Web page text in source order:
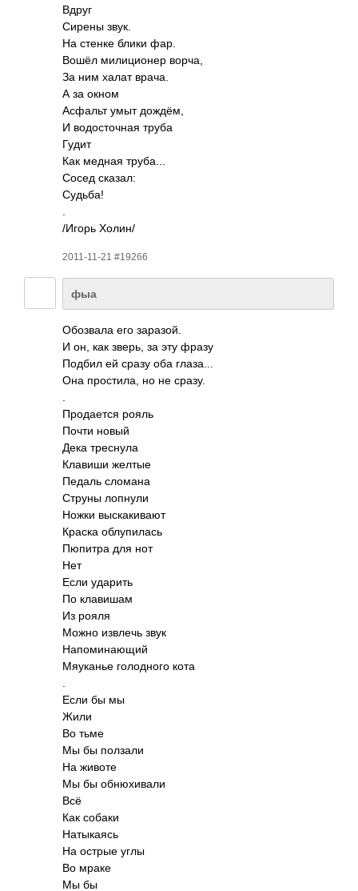
Вдруг
Сирены звук.
На стенке блики фар.
Вошёл мили­ционер ворча,
За ним халат врача.
А за окном
Асфальт умыт дождём,
И водо­сточ­ная труба
Гудит
Как медная труб­а...
Сосед сказал:
Судьба!
/Игорь Холин/
2011-11-21 #19266
фыа
Обоз­вала его зара­зой.
И он, как зверь, за эту фразу
Подбил ей сразу оба глаз­а...
Она прос­тила, но не сразу.
Прод­ается рояль
Почти новый
Дека трес­нула
Клавиши желтые
Педаль сломана
Струны лопнули
Ножки выск­акив­ают
Краска облу­пилась
Пюпитра для нот
Нет
Если ударить
По клав­ишам
Из рояля
Можно извлечь звук
Напо­мина­ющий
Мяук­анье голо­дного кота
Если бы мы
Жили
Во тьме
Мы бы ползали
На животе
Мы бы обню­хивали
Всё
Как собаки
Наты­каясь
На острые углы
Во мраке
Мы бы